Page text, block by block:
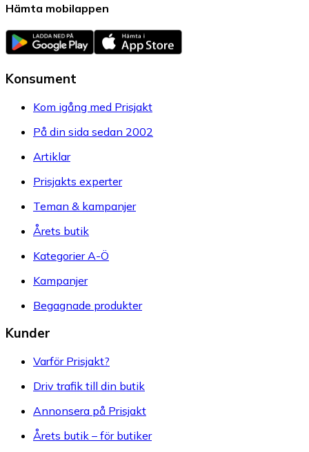
Hämta mobilappen
Konsument
Kom igång med Prisjakt
På din sida sedan 2002
Artiklar
Prisjakts experter
Teman & kampanjer
Årets butik
Kategorier A-Ö
Kampanjer
Begagnade produkter
Kunder
Varför Prisjakt?
Driv trafik till din butik
Annonsera på Prisjakt
Årets butik – för butiker